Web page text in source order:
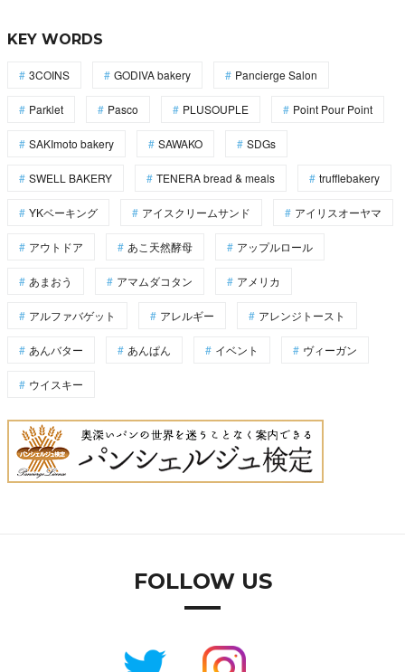
KEY WORDS
3COINS GODIVA bakery Pancierge Salon
Parklet Pasco PLUSOUPLE Point Pour Point
SAKImoto bakery SAWAKO SDGs
SWELL BAKERY TENERA bread & meals trufflebakery
YKベーキング アイスクリームサンド アイリスオーヤマ
アウトドア あこ天然酵母 アップルロール
あまおう アマムダコタン アメリカ
アルファバゲット アレルギー アレンジトースト
あんバター あんぱん イベント ヴィーガン
ウイスキー
FOLLOW US